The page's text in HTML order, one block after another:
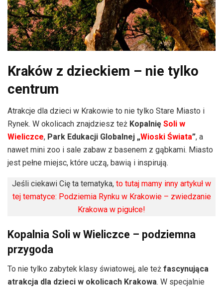
Kraków z dzieckiem – nie tylko
centrum
Atrakcje dla dzieci w Krakowie to nie tylko Stare Miasto i
Rynek. W okolicach znajdziesz też Kopalnię Soli w
Wieliczce, Park Edukacji Globalnej „Wioski Świata”, a
nawet mini zoo i sale zabaw z basenem z gąbkami. Miasto
jest pełne miejsc, które uczą, bawią i inspirują.
Jeśli ciekawi Cię ta tematyka, to tutaj mamy inny artykuł w
tej tematyce: Podziemia Rynku w Krakowie – zwiedzanie
Krakowa w pigułce!
Kopalnia Soli w Wieliczce – podziemna
przygoda
To nie tylko zabytek klasy światowej, ale też fascynująca
atrakcja dla dzieci w okolicach Krakowa. W specjalnie